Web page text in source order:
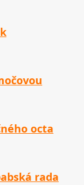
octa
rada